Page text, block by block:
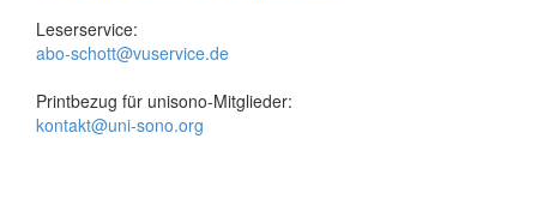
Leserservice:
abo-schott@vuservice.de
Printbezug für unisono-Mitglieder:
kontakt@uni-sono.org